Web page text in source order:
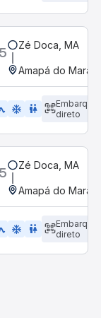
Zé Doca, MA
Amapá do
ac_unit wc
Embarque
direto
Zé Doca, MA
Amapá do
ac_unit wc
Embarque
direto